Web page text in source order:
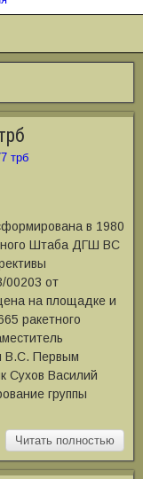
трб
в 1980
Штаба ДГШ ВС
от
на площадке и
ракетного
В.С. Первым
Сухов Василий
группы
Читать полностью